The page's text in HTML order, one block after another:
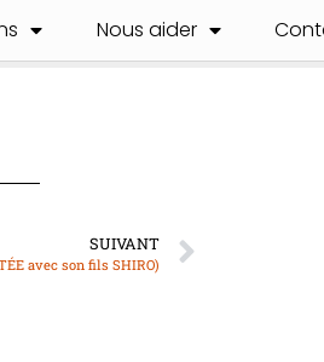
Nous aider
SUIVANT
avec son fils SHIRO)